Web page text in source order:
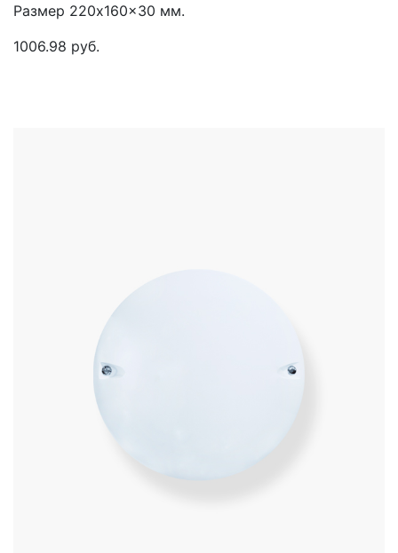
Размер 220x160x30 мм.
1006.98 руб.